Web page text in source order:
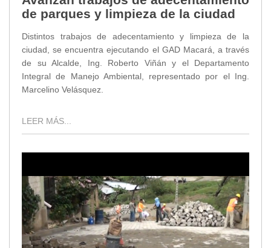
de parques y limpieza de la ciudad
Distintos trabajos de adecentamiento y limpieza de la
ciudad, se encuentra ejecutando el GAD Macará, a través
de su Alcalde, Ing. Roberto Viñán y el Departamento
Integral de Manejo Ambiental, representado por el Ing.
Marcelino Velásquez.
LEER MÁS...